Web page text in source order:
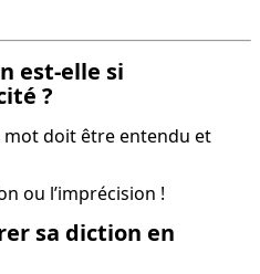
est-elle si
?
mot doit être entendu et
ou l’imprécision !
sa diction en